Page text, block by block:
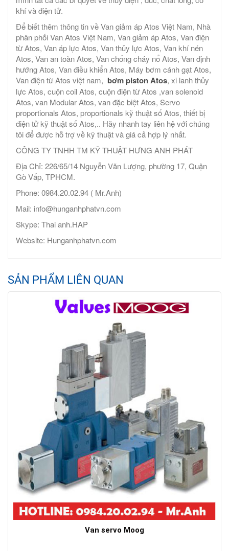
khí và điện tử.
Để biết thêm thông tin về Van giảm áp Atos Việt Nam, Nhà
phân phối Van Atos Việt Nam, Van giảm áp Atos, Van điện
từ Atos, Van áp lực Atos, Van thủy lực Atos, Van khí nén
Atos, Van an toàn Atos, Van chống cháy nổ Atos, Van định
hướng Atos, Van điều khiển Atos, Máy bơm cánh gạt Atos,
Van điện từ Atos việt nam, bơm piston Atos, xi lanh thủy
lực Atos, cuộn coil Atos, cuộn điện từ Atos ,van solenoid
Atos, van Modular Atos, van đặc biệt Atos, Servo
proportionals Atos, proportionals kỹ thuật số Atos, thiết bị
điện tử kỹ thuật số Atos,.. Hãy nhanh tay liên hệ với chúng
tôi để được hỗ trợ về kỹ thuật và giá cả hợp lý nhất.
CÔNG TY TNHH TM KỸ THUẬT HƯNG ANH PHÁT
Địa Chỉ: 226/65/14 Nguyễn Văn Lượng, phường 17, Quận
Gò Vấp, TPHCM.
Phone: 0984.20.02.94 ( Mr.Anh)
Mail: info@hunganhphatvn.com
Skype: Thai anh.HAP
Website: Hunganhphatvn.com
SẢN PHẨM LIÊN QUAN
Van servo Moog